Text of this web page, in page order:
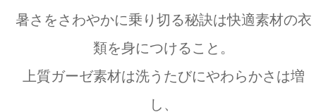
暑さをさわやかに乗り切る秘訣は快適素材の衣
類を身につけること。
上質ガーゼ素材は洗うたびにやわらかさは増
し、